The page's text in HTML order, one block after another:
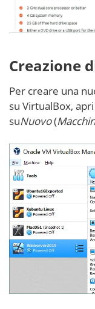
Creazione
Per creare una
su VirtualBox,
suNuovo(